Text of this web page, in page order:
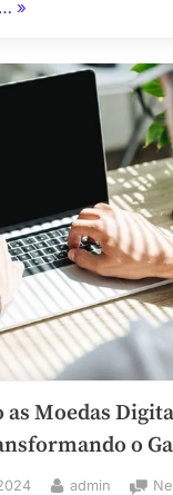
“Chats
Namoro
e
Equilibrar?”
»
as Moedas
o
By
admin